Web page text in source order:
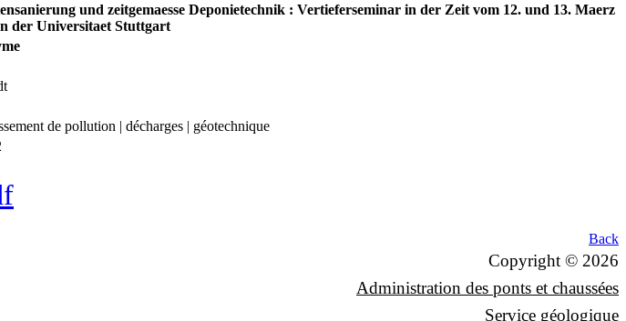
und zeitgemaesse Deponietechnik : Vertieferseminar in der Zeit vom 12. und 13. Maerz
der Universitaet Stuttgart
de pollution | décharges | géotechnique
Back
Copyright © 2026
Administration des ponts et chaussées
Service géologique